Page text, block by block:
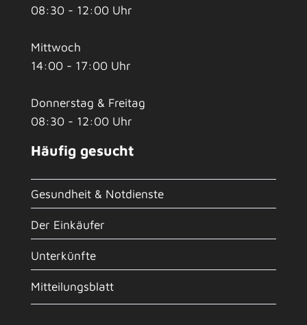
08:30 - 12:00 Uhr
Mittwoch
14:00 - 17:00 Uhr
Donnerstag & Freitag
08:30 - 12:00 Uhr
Häufig gesucht
Gesundheit & Notdienste
Der Einkäufer
Unterkünfte
Mitteilungsblatt